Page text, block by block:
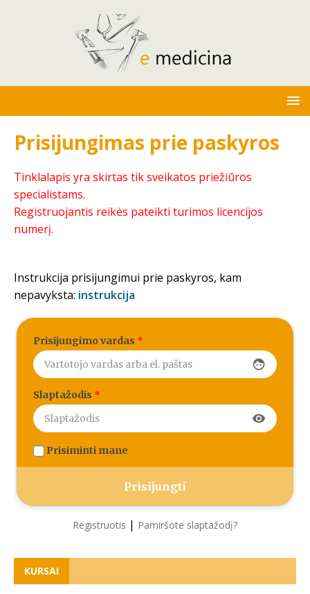
Prisijungimas prie paskyros
Tinklalapis yra skirtas tik sveikatos priežiūros
specialistams.
Registruojantis reikės pateikti turimos licencijos
numerį.
Instrukcija prisijungimui prie paskyros, kam
nepavyksta: instrukcija
Prisijungimo vardas *
face
Slaptažodis *
visibility
Prisiminti mane
Registruotis | Pamiršote slaptažodį?
KURSAI